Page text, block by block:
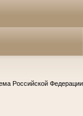
Российской